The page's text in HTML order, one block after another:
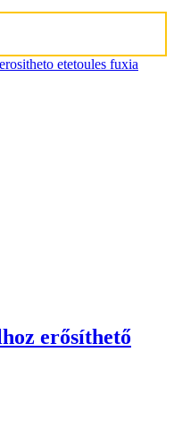
erősíthető